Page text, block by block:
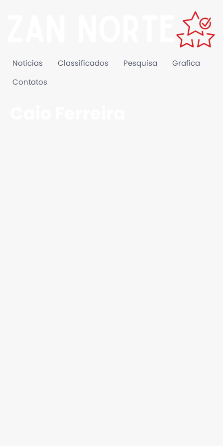
Noticias Classificados Pesquisa Grafica
Contatos